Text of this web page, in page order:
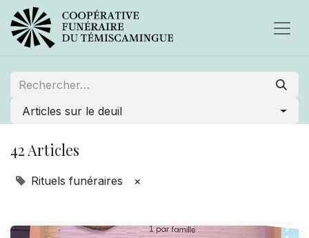
Articles sur le deuil
42 Articles
Rituels funéraires ×